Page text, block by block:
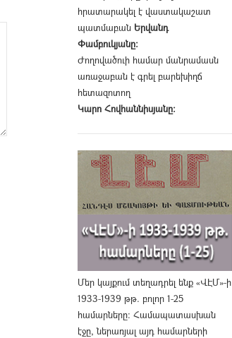
հրատարակել է վաստակաշատ
պատմաբան Երվանդ
Փամբուկյանը։
Ժողովածուի համար մանրամասն
առաջաբան է գրել բարեխիղճ
հետազոտող
Կարո Հովհաննիսյանը։
Մեր կայքում տեղադրել ենք «ՎԷՄ»-ի
1933-1939 թթ. բոլոր 1-25
համարները։ Համապատասխան
էջը, ներառյալ այդ համարների